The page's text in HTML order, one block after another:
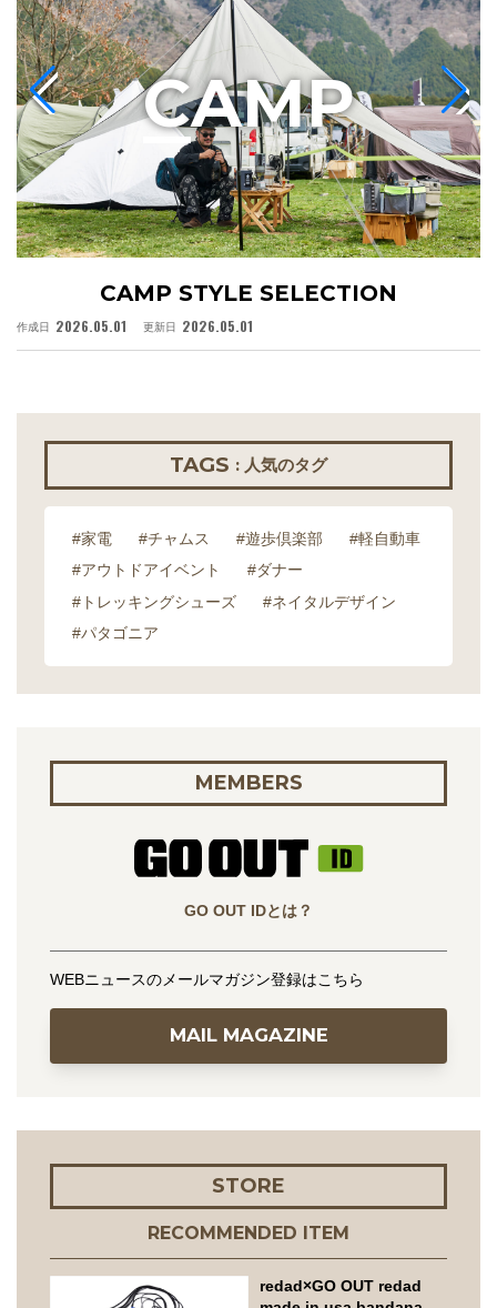
CAMP STYLE SELECTION
作成日 2026.05.01 更新日 2026.05.01
CAMP
TAGS : 人気のタグ
#家電 #チャムス #遊歩倶楽部
#軽自動車
#アウトドアイベント
#ダナー
#トレッキングシューズ
#ネイタルデザイン
#パタゴニア
MEMBERS
GO OUT IDとは？
WEBニュースのメールマガジン登録はこちら
MAIL MAGAZINE
STORE
RECOMMENDED ITEM
redad×GO OUT redad